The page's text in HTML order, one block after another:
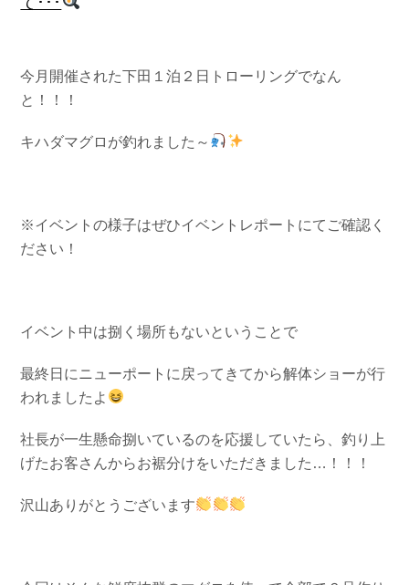
今月開催された下田１泊２日トローリングでなん
と！！！
キハダマグロが釣れました～
※イベントの様子はぜひイベントレポートにてご確認く
ださい！
イベント中は捌く場所もないということで
最終日にニューポートに戻ってきてから解体ショーが行
われましたよ
社長が一生懸命捌いているのを応援していたら、釣り上
げたお客さんからお裾分けをいただきました…！！！
沢山ありがとうございます